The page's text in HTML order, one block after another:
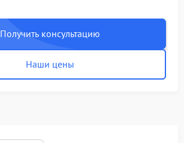
Получить консультацию
Наши цены